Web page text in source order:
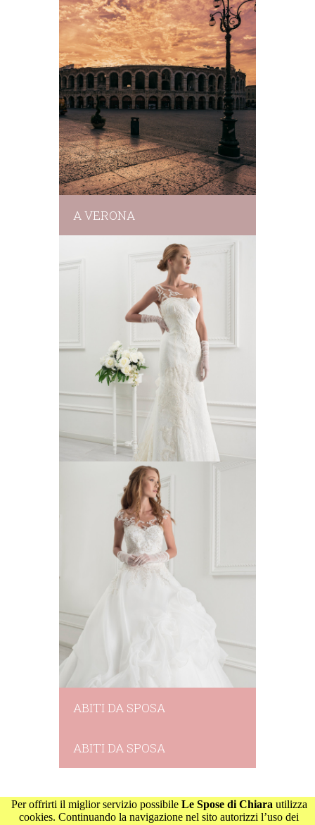
A VERONA
ABITI DA SPOSA
ABITI DA SPOSA
Per offrirti il miglior servizio possibile Le Spose di Chiara utilizza
cookies. Continuando la navigazione nel sito autorizzi l’uso dei